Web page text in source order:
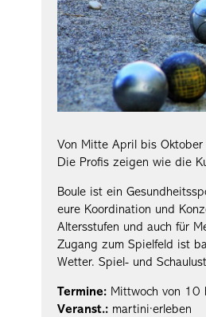
Von Mitte April bis
Die Profis zeigen wie die
Boule ist ein
eure Koordination und
Altersstufen und auch für
Zugang zum Spielfeld ist
Wetter. Spiel- und
Termine: Mittwoch von
Veranst.: martini·erleben